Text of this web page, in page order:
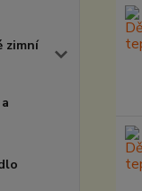
zimní